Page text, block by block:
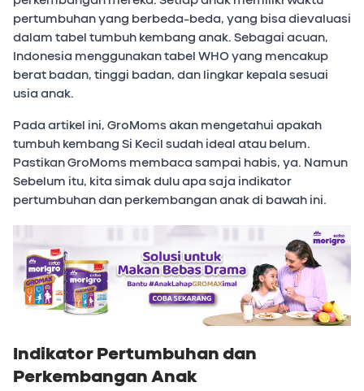
pertumbuhan yang berbeda-beda, yang bisa dievaluasi
dalam tabel tumbuh kembang anak. Sebagai acuan,
Indonesia menggunakan tabel WHO yang mencakup
berat badan, tinggi badan, dan lingkar kepala sesuai
usia anak.
Pada artikel ini, GroMoms akan mengetahui apakah
tumbuh kembang Si Kecil sudah ideal atau belum.
Pastikan GroMoms membaca sampai habis, ya. Namun
Sebelum itu, kita simak dulu apa saja indikator
pertumbuhan dan perkembangan anak di bawah ini.
Indikator Pertumbuhan dan
Perkembangan Anak